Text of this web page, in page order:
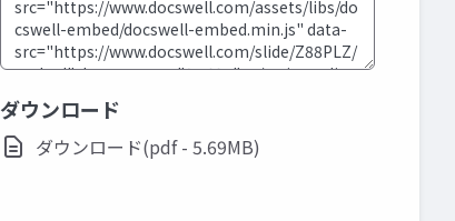
ダウンロード
ダウンロード(pdf - 5.69MB)